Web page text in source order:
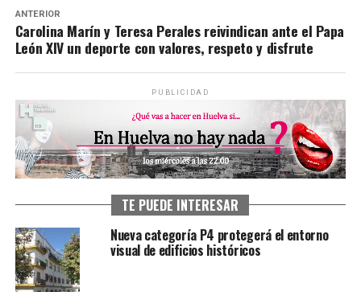
ANTERIOR
Carolina Marín y Teresa Perales reivindican ante el Papa
León XIV un deporte con valores, respeto y disfrute
PUBLICIDAD
TE PUEDE INTERESAR
Nueva categoría P4 protegerá el entorno
visual de edificios históricos